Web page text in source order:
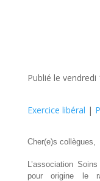
Publié le
Exercice libéral |
Cher(e)s collègues,
L’association
pour origine le